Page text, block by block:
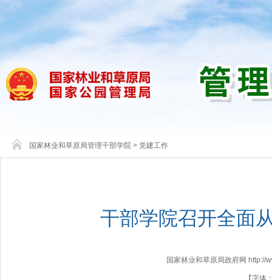
国家林业和草原局管理干部学院 > 党建工作
干部学院召开全面
国家林业和草原局政府网 http://
【字体